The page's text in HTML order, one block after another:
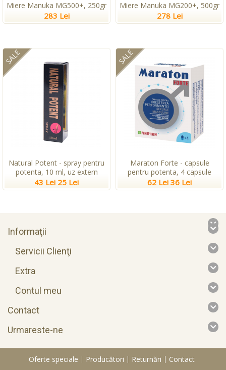
Miere Manuka MG500+, 250gr
283 Lei
Miere Manuka MG200+, 500gr
278 Lei
SALE
Natural Potent - spray pentru
potenta, 10 ml, uz extern
43 Lei 25 Lei
SALE
Maraton Forte - capsule
pentru potenta, 4 capsule
62 Lei 36 Lei
Informaţii
Servicii Clienţi
Extra
Contul meu
Contact
Urmareste-ne
Oferte speciale Producători Returnări Contact